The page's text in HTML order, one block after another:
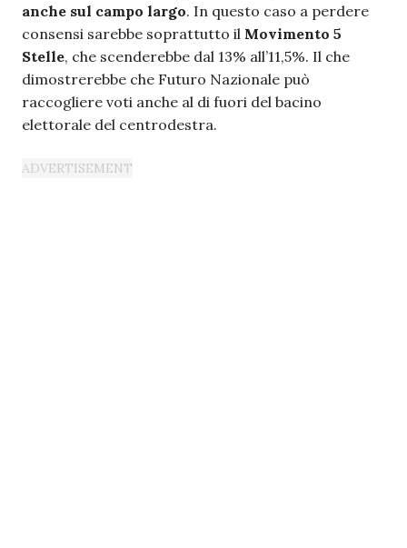
anche sul campo largo. In questo caso a perdere
consensi sarebbe soprattutto il Movimento 5
Stelle, che scenderebbe dal 13% all’11,5%. Il che
dimostrerebbe che Futuro Nazionale può
raccogliere voti anche al di fuori del bacino
elettorale del centrodestra.